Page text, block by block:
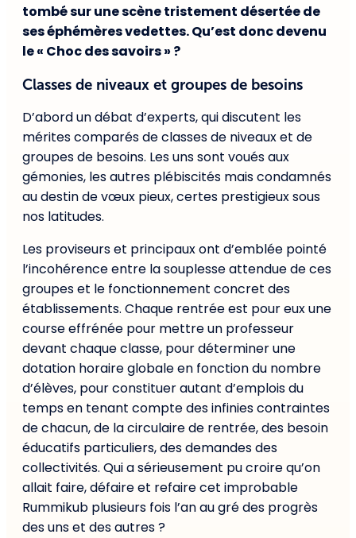
tombé sur une scène tristement désertée de
ses éphémères vedettes. Qu’est donc devenu
le « Choc des savoirs » ?
Classes de niveaux et groupes de besoins
D’abord un débat d’experts, qui discutent les
mérites comparés de classes de niveaux et de
groupes de besoins. Les uns sont voués aux
gémonies, les autres plébiscités mais condamnés
au destin de vœux pieux, certes prestigieux sous
nos latitudes.
Les proviseurs et principaux ont d’emblée pointé
l’incohérence entre la souplesse attendue de ces
groupes et le fonctionnement concret des
établissements. Chaque rentrée est pour eux une
course effrénée pour mettre un professeur
devant chaque classe, pour déterminer une
dotation horaire globale en fonction du nombre
d’élèves, pour constituer autant d’emplois du
temps en tenant compte des infinies contraintes
de chacun, de la circulaire de rentrée, des besoin
éducatifs particuliers, des demandes des
collectivités. Qui a sérieusement pu croire qu’on
allait faire, défaire et refaire cet improbable
Rummikub plusieurs fois l’an au gré des progrès
des uns et des autres ?